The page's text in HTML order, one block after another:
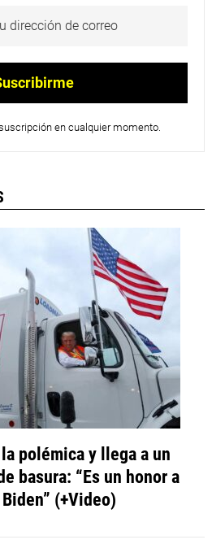
en cualquier momento.
polémica y llega a un
basura: “Es un honor a
(+Video)